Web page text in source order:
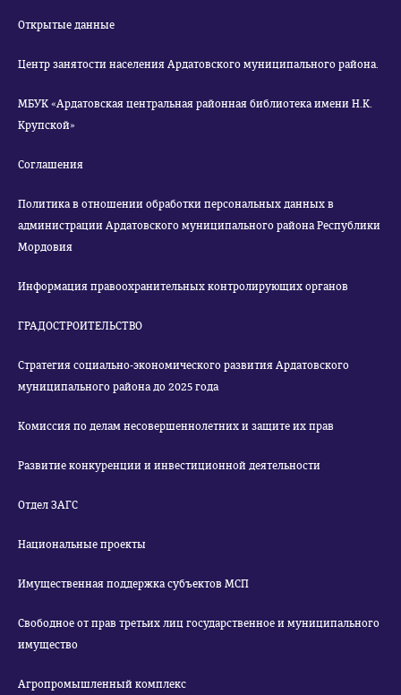
Открытые данные
Центр занятости населения Ардатовского муниципального района.
МБУК «Ардатовская центральная районная библиотека имени Н.К.
Крупской»
Соглашения
Политика в отношении обработки персональных данных в
администрации Ардатовского муниципального района Республики
Мордовия
Информация правоохранительных контролирующих органов
ГРАДОСТРОИТЕЛЬСТВО
Стратегия социально-экономического развития Ардатовского
муниципального района до 2025 года
Комиссия по делам несовершеннолетних и защите их прав
Развитие конкуренции и инвестиционной деятельности
Отдел ЗАГС
Национальные проекты
Имущественная поддержка субъектов МСП
Свободное от прав третьих лиц государственное и муниципального
имущество
Агропромышленный комплекс